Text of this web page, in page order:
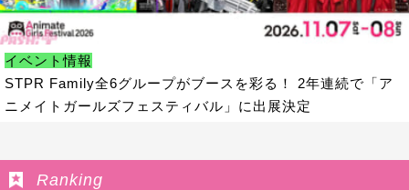
イベント情報
STPR Family全6グループがブースを彩る！ 2年連続で「ア
ニメイトガールズフェスティバル」に出展決定
Ranking